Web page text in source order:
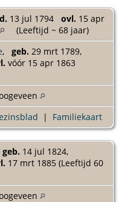
13 jul 1794 ovl. 15 apr
(Leeftijd ~ 68 jaar)
, geb. 29 mrt 1789,
vóór 15 apr 1863
| Familiekaart
geb. 14 jul 1824,
17 mrt 1885 (Leeftijd 60